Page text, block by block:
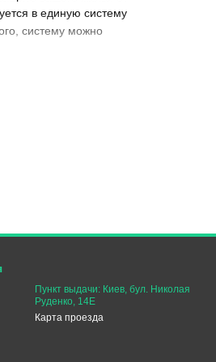
в единую систему
систему можно
Пункт выдачи: Киев, бул. Николая
Руденко, 14Е
Карта проезда